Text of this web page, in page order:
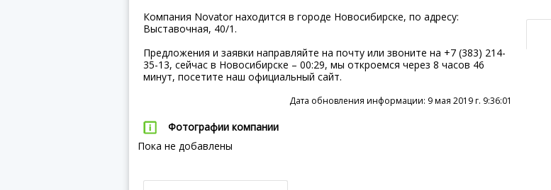
Компания Novator находится в городе Новосибирске, по адресу:
Выставочная, 40/1.
Предложения и заявки направляйте на почту или звоните на +7 (383) 214-
35-13, сейчас в Новосибирске – 00:29, мы откроемся через 8 часов 46
минут, посетите наш официальный сайт.
Дата обновления информации: 9 мая 2019 г. 9:36:01
Фотографии компании
Пока не добавлены